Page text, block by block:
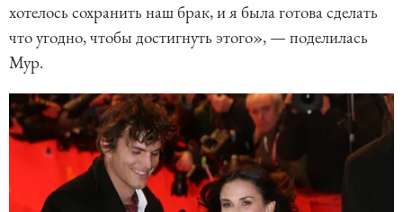
хотелось сохранить наш брак, и я была готова сделать
что угодно, чтобы достигнуть этого», — поделилась
Мур.